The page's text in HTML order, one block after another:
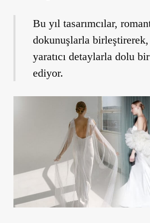
Bu yıl tasarımcılar,
dokunuşlarla
yaratıcı detaylarla dolu
ediyor.